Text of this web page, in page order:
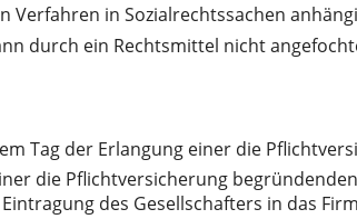
in Sozialrechtssachen
durch ein Rechtsmittel nicht
Tag der Erlangung einer die
die Pflichtversicherung
des Gesellschafters in das